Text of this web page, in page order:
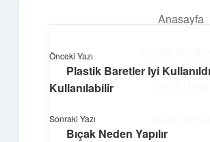
Anasayfa
Yapı ve İlham
Önceki Yazı
Plastik Baretler Iyi
Kullanılabilir
Sonraki Yazı
Bıçak Neden Yapılır